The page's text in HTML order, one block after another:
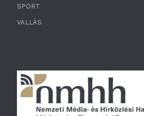
SPORT
VALLÁS